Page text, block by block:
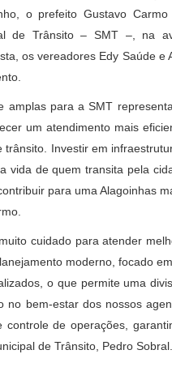
o prefeito Gustavo
de Trânsito – SMT –, na
os vereadores Edy Saúde e
amplas para a SMT
um atendimento mais
Investir em
vida de quem transita pela
para uma Alagoinhas
cuidado para atender
moderno, focado
o que permite uma
bem-estar dos nossos
de operações,
de Trânsito, Pedro Sobral.